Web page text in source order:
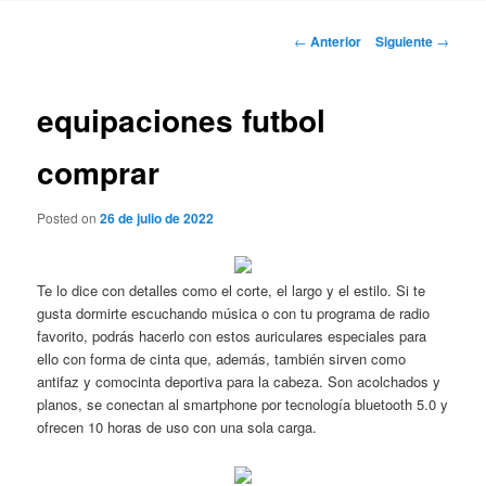
Navegación
← Anterior Siguiente →
equipaciones futbol
comprar
Posted on26 de julio de 2022
Te lo dice con detalles como el corte, el largo y el estilo. Si te
gusta dormirte escuchando música o con tu programa de radio
favorito, podrás hacerlo con estos auriculares especiales para
ello con forma de cinta que, además, también sirven como
antifaz y comocinta deportiva para la cabeza. Son acolchados y
planos, se conectan al smartphone por tecnología bluetooth 5.0 y
ofrecen 10 horas de uso con una sola carga.